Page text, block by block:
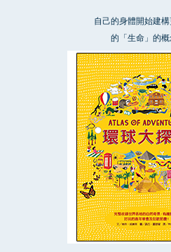
自己的身體開始建
的「生命」的